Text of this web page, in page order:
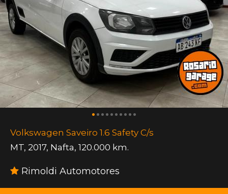
Volkswagen Saveiro 1.6 Safety C/s
MT, 2017, Nafta, 120.000 km.
Rimoldi Automotores